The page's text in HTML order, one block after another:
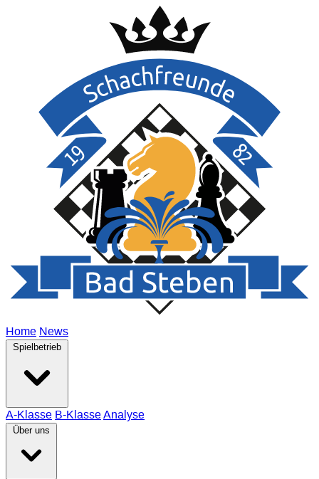
Home News
Spielbetrieb
A-Klasse B-KlasseAnalyse
Über uns